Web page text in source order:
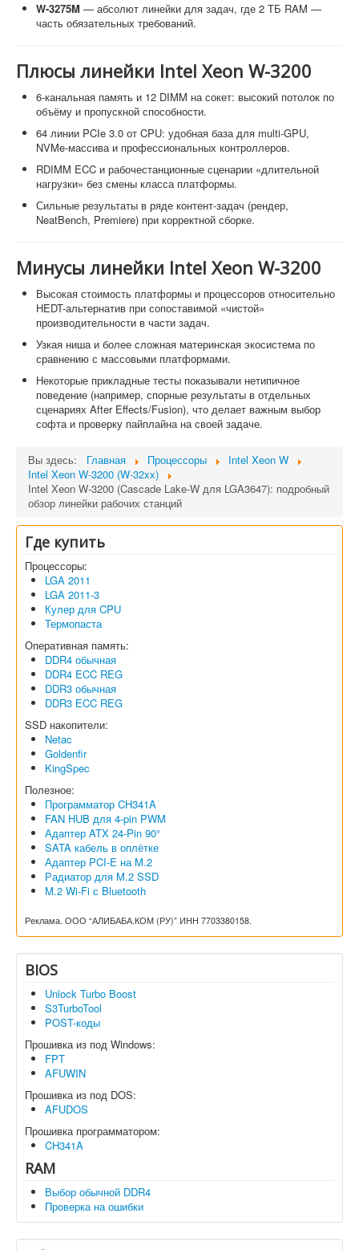
W-3275M — абсолют линейки для задач, где 2 ТБ RAM —
часть обязательных требований.
Плюсы линейки Intel Xeon W-3200
6-канальная память и 12 DIMM на сокет: высокий потолок по
объёму и пропускной способности.
64 линии PCIe 3.0 от CPU: удобная база для multi-GPU,
NVMe-массива и профессиональных контроллеров.
RDIMM ECC и рабочестанционные сценарии «длительной
нагрузки» без смены класса платформы.
Сильные результаты в ряде контент-задач (рендер,
NeatBench, Premiere) при корректной сборке.
Минусы линейки Intel Xeon W-3200
Высокая стоимость платформы и процессоров относительно
HEDT-альтернатив при сопоставимой «чистой»
производительности в части задач.
Узкая ниша и более сложная материнская экосистема по
сравнению с массовыми платформами.
Некоторые прикладные тесты показывали нетипичное
поведение (например, спорные результаты в отдельных
сценариях After Effects/Fusion), что делает важным выбор
софта и проверку пайплайна на своей задаче.
Вы здесь: Главная Процессоры
Intel Xeon W
Intel Xeon W-3200 (W-32xx)
Intel Xeon W-3200 (Cascade Lake-W для LGA3647): подробный
обзор линейки рабочих станций
Где купить
Процессоры:
LGA 2011
LGA 2011-3
Кулер для CPU
Термопаста
Оперативная память:
DDR4 обычная
DDR4 ECC REG
DDR3 обычная
DDR3 ECC REG
SSD накопители:
Netac
Goldenfir
KingSpec
Полезное:
Программатор CH341A
FAN HUB для 4-pin PWM
Адаптер ATX 24-Pin 90°
SATA кабель в оплётке
Адаптер PCI-E на M.2
Радиатор для M.2 SSD
M.2 Wi-Fi с Bluetooth
Реклама. ООО “АЛИБАБА.КОМ (РУ)” ИНН 7703380158.
BIOS
Unlock Turbo Boost
S3TurboTool
POST-коды
Прошивка из под Windows:
FPT
AFUWIN
Прошивка из под DOS:
AFUDOS
Прошивка программатором:
CH341A
RAM
Выбор обычной DDR4
Проверка на ошибки